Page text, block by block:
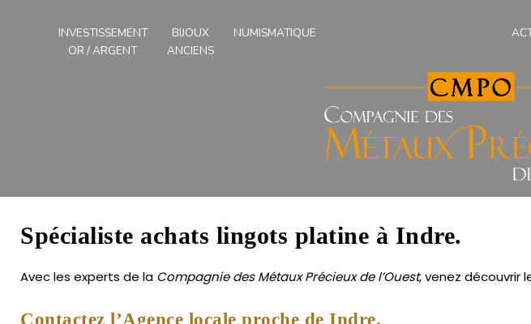
INVESTISSEMENT
OR / ARGENT
BIJOUX
ANCIENS
NUMISMATIQUE
Spécialiste achats lingots platine à Indre.
Avec les experts de la Compagnie des Métaux Précieux de l’Ouest, venez découvrir
Contactez l’Agence locale proche de Indre.